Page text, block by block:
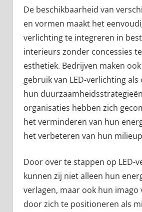
De beschikbaarheid van
en vormen maakt het
verlichting te integreren in
interieurs zonder concessies
esthetiek. Bedrijven maken
gebruik van LED-verlichting
hun
organisaties hebben zich
het verminderen van hun
het verbeteren van hun
Door over te stappen op LED-
kunnen zij niet alleen hun
verlagen, maar ook hun imago
door zich te positioneren als